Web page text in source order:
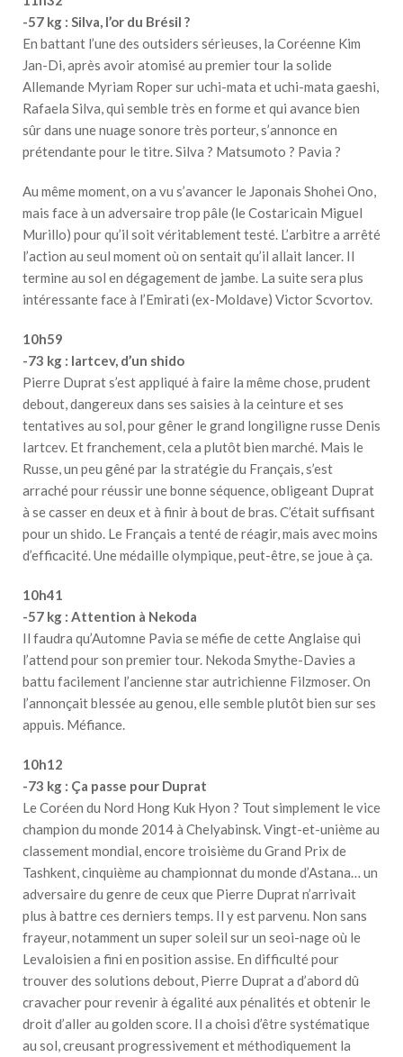
-57 kg : Silva, l’or du Brésil ?
En battant l’une des outsiders sérieuses, la Coréenne Kim
Jan-Di, après avoir atomisé au premier tour la solide
Allemande Myriam Roper sur uchi-mata et uchi-mata gaeshi,
Rafaela Silva, qui semble très en forme et qui avance bien
sûr dans une nuage sonore très porteur, s’annonce en
prétendante pour le titre. Silva ? Matsumoto ? Pavia ?
Au même moment, on a vu s’avancer le Japonais Shohei Ono,
mais face à un adversaire trop pâle (le Costaricain Miguel
Murillo) pour qu’il soit véritablement testé. L’arbitre a arrêté
l’action au seul moment où on sentait qu’il allait lancer. Il
termine au sol en dégagement de jambe. La suite sera plus
intéressante face à l’Emirati (ex-Moldave) Victor Scvortov.
10h59
-73 kg : Iartcev, d’un shido
Pierre Duprat s’est appliqué à faire la même chose, prudent
debout, dangereux dans ses saisies à la ceinture et ses
tentatives au sol, pour gêner le grand longiligne russe Denis
Iartcev. Et franchement, cela a plutôt bien marché. Mais le
Russe, un peu gêné par la stratégie du Français, s’est
arraché pour réussir une bonne séquence, obligeant Duprat
à se casser en deux et à finir à bout de bras. C’était suffisant
pour un shido. Le Français a tenté de réagir, mais avec moins
d’efficacité. Une médaille olympique, peut-être, se joue à ça.
10h41
-57 kg : Attention à Nekoda
Il faudra qu’Automne Pavia se méfie de cette Anglaise qui
l’attend pour son premier tour. Nekoda Smythe-Davies a
battu facilement l’ancienne star autrichienne Filzmoser. On
l’annonçait blessée au genou, elle semble plutôt bien sur ses
appuis. Méfiance.
10h12
-73 kg : Ça passe pour Duprat
Le Coréen du Nord Hong Kuk Hyon ? Tout simplement le vice
champion du monde 2014 à Chelyabinsk. Vingt-et-unième au
classement mondial, encore troisième du Grand Prix de
Tashkent, cinquième au championnat du monde d’Astana… un
adversaire du genre de ceux que Pierre Duprat n’arrivait
plus à battre ces derniers temps. Il y est parvenu. Non sans
frayeur, notamment un super soleil sur un seoi-nage où le
Levaloisien a fini en position assise. En difficulté pour
trouver des solutions debout, Pierre Duprat a d’abord dû
cravacher pour revenir à égalité aux pénalités et obtenir le
droit d’aller au golden score. Il a choisi d’être systématique
au sol, creusant progressivement et méthodiquement la